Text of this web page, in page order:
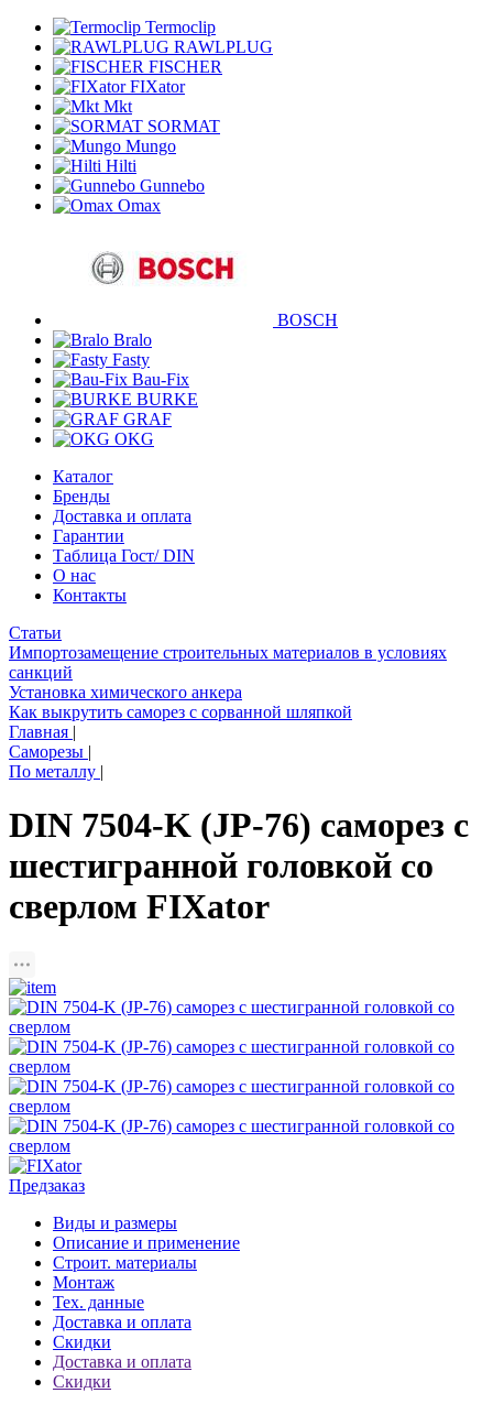
Termoclip
RAWLPLUG
FISCHER
FIXator
Mkt
SORMAT
Mungo
Hilti
Gunnebo
Omax
BOSCH
Bralo
Fasty
Bau-Fix
BURKE
GRAF
OKG
Каталог
Бренды
Доставка и оплата
Гарантии
Таблица Гост/ DIN
О нас
Контакты
Статьи
Импортозамещение строительных материалов в условиях
санкций
Установка химического анкера
Как выкрутить саморез с сорванной шляпкой
Главная |
Саморезы |
По металлу |
DIN 7504-K (JP-76) саморез с
шестигранной головкой со
сверлом FIXator
Предзаказ
Виды и размеры
Описание и применение
Строит. материалы
Монтаж
Тех. данные
Доставка и оплата
Скидки
Доставка и оплата
Скидки